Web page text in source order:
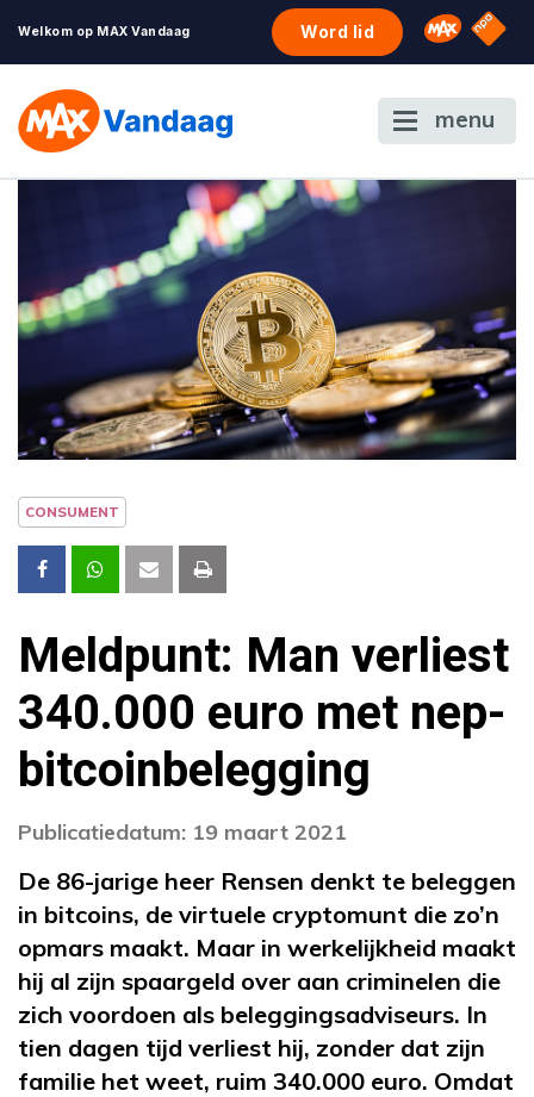
Welkom op MAX Vandaag Word lid Omroep
NPO
menu
CONSUMENT
Meldpunt: Man verliest
340.000 euro met nep-
bitcoinbelegging
Publicatiedatum: 19 maart 2021
De 86-jarige heer Rensen denkt te beleggen
in bitcoins, de virtuele cryptomunt die zo’n
opmars maakt. Maar in werkelijkheid maakt
hij al zijn spaargeld over aan criminelen die
zich voordoen als beleggingsadviseurs. In
tien dagen tijd verliest hij, zonder dat zijn
familie het weet, ruim 340.000 euro. Omdat